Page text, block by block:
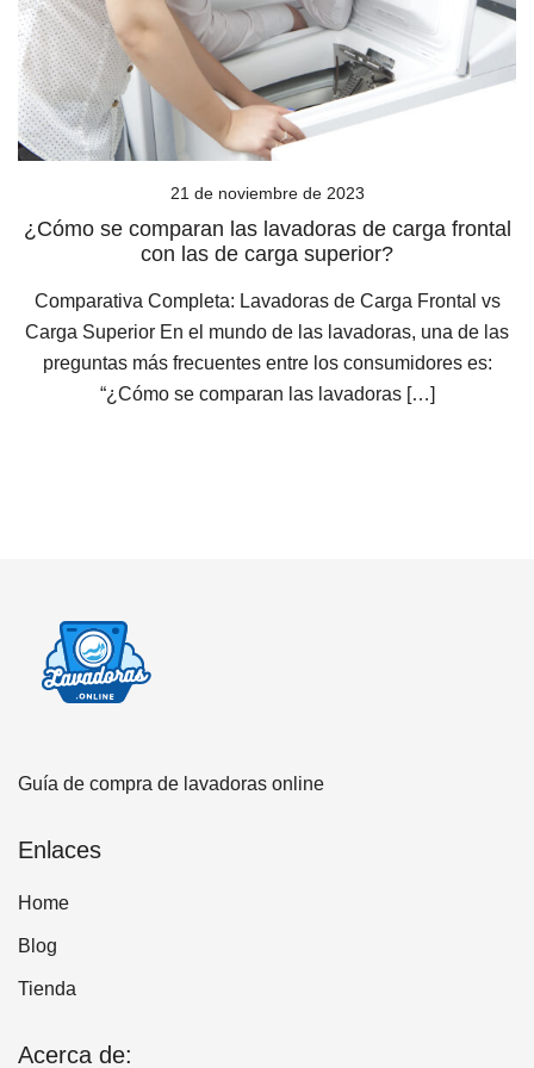
21 de noviembre de 2023
¿Cómo se comparan las lavadoras de carga frontal
con las de carga superior?
Comparativa Completa: Lavadoras de Carga Frontal vs
Carga Superior En el mundo de las lavadoras, una de las
preguntas más frecuentes entre los consumidores es:
“¿Cómo se comparan las lavadoras […]
Guía de compra de lavadoras online
Enlaces
Home
Blog
Tienda
Acerca de: